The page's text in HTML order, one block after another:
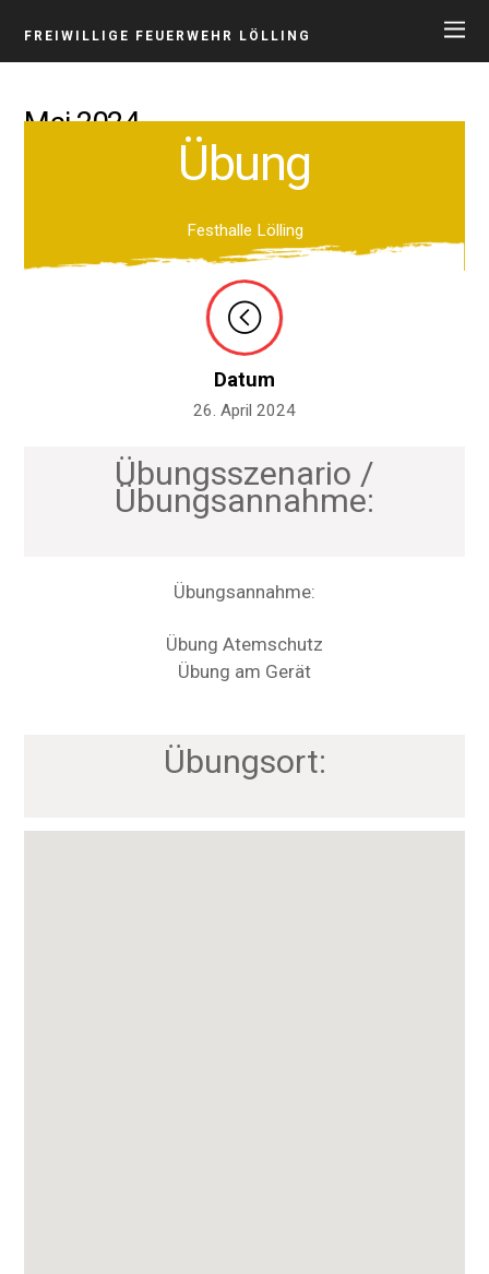
FREIWILLIGE FEUERWEHR LÖLLING
Mai 2024
Übung
Festhalle Lölling
Datum
26. April 2024
Übungsszenario /
Übungsannahme:
Übungsannahme:
Übung Atemschutz
Übung am Gerät
Übungsort: